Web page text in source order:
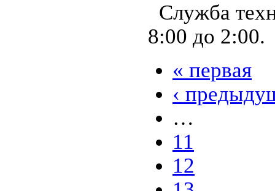
Служба
8:00 до 2:00.
« первая
‹
…
11
12